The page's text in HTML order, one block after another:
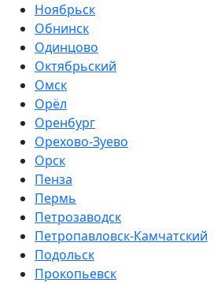
Ноябрьск
Обнинск
Одинцово
Октябрьский
Омск
Орёл
Оренбург
Орехово-Зуево
Орск
Пенза
Пермь
Петрозаводск
Петропавловск-Камчатский
Подольск
Прокопьевск